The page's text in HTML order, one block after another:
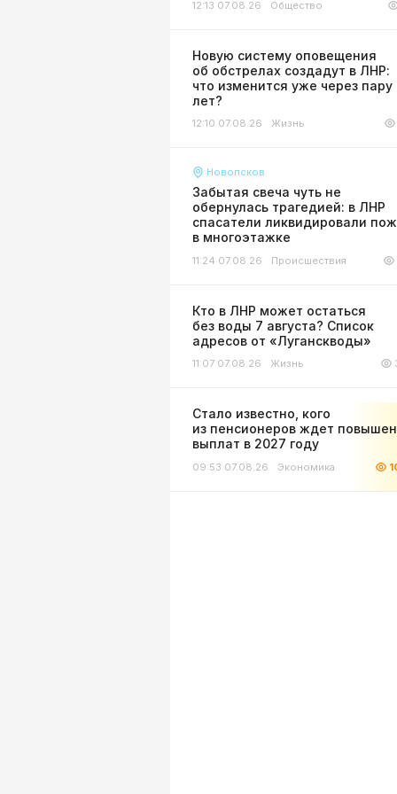
12:13 07.08.26 Общество
Новую систему оповещения
об обстрелах создадут в ЛНР:
что изменится уже через пару
лет?
12:10 07.08.26 Жизнь
Новопсков
Забытая свеча чуть не
обернулась трагедией: в ЛНР
спасатели ликвидировали
в многоэтажке
11:24 07.08.26 Происшествия
Кто в ЛНР может остаться
без воды 7 августа? Список
адресов от «Луганскводы»
11:07 07.08.26 Жизнь
Стало известно, кого
из пенсионеров ждет
выплат в 2027 году
09:53 07.08.26 Экономика